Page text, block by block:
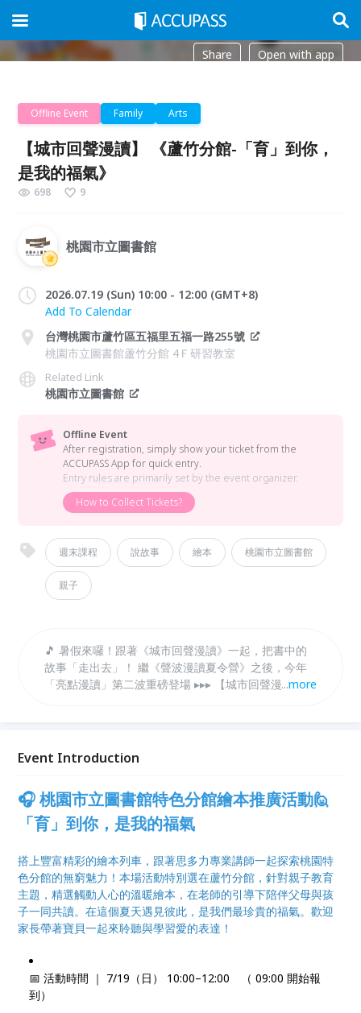
Share Open with app
Offline Event Family Arts
【城市回聲漫讀】 《蘆竹分館-「育」到你，
是我的福氣》
698 9
桃園市立圖書館
2026.07.19 (Sun) 10:00 - 12:00 (GMT+8)
Add To Calendar
台灣桃園市蘆竹區五福里五福一路255號
桃園市立圖書館蘆竹分館 4Ｆ研習教室
Related Link
桃園市立圖書館
Offline Event
After registration, simply show your ticket from the
ACCUPASS App for quick entry.
Entry rules are primarily set by the event organizer.
How to Collect Tickets?
週末課程 說故事 繪本 桃園市立圖書館
親子
🎵 暑假來囉！跟著《城市回聲漫讀》一起，把書中的
故事「走出去」！ 繼《聲波漫讀夏令營》之後，今年
「亮點漫讀」第二波重磅登場 ▸▸▸ 【城市回聲漫讀】
「回聲」📚
...more
Event Introduction
🎧桃園市立圖書館特色分館繪本推廣活動🙋
「育」到你，是我的福氣
搭上豐富精彩的繪本列車，跟著思多力專業講師一起探索桃園特
色分館的無窮魅力！本場活動特別選在蘆竹分館，針對親子教育
主題，精選觸動人心的溫暖繪本，在老師的引導下陪伴父母與孩
子一同共讀。在這個夏天遇見彼此，是我們最珍貴的福氣。歡迎
家長帶著寶貝一起來聆聽與學習愛的表達！
📅 活動時間 ｜ 7/19（日） 10:00–12:00 （ 09:00 開始報
到）